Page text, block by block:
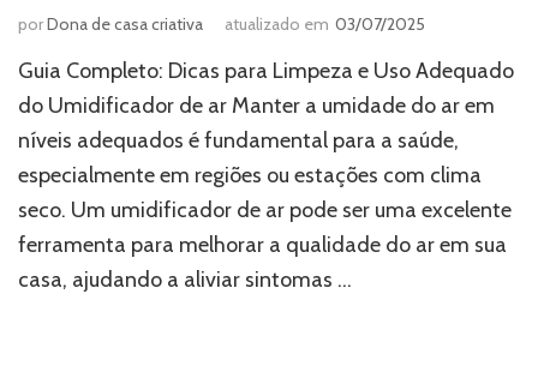
porDona de casa criativa atualizado em 03/07/2025
Guia Completo: Dicas para Limpeza e Uso Adequado
do Umidificador de ar Manter a umidade do ar em
níveis adequados é fundamental para a saúde,
especialmente em regiões ou estações com clima
seco. Um umidificador de ar pode ser uma excelente
ferramenta para melhorar a qualidade do ar em sua
casa, ajudando a aliviar sintomas …